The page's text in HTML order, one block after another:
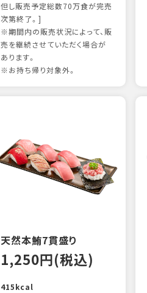
但し販売予定総数70万食が完売
次第終了。]
※期間内の販売状況によって、販
売を継続させていただく場合が
あります。
※お持ち帰り対象外。
天然本鮪7貫盛り
1,250円(税込)
415kcal